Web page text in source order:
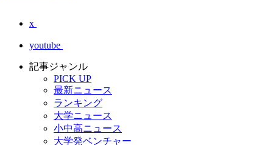
x
youtube
記事ジャンル
PICK UP
最新ニュース
ランキング
大学ニュース
小中高ニュース
大学発ベンチャー